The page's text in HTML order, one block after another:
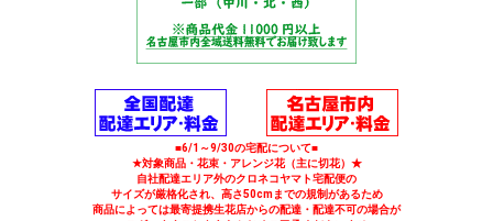
■6/1～9/30の宅配について■
★対象商品・花束・アレンジ花（主に切花）★
自社配達エリア外のクロネコヤマト宅配便の
サイズが厳格化され、高さ50cmまでの規制があるため
商品によっては最寄提携生花店からの配達・配達不可の場合が